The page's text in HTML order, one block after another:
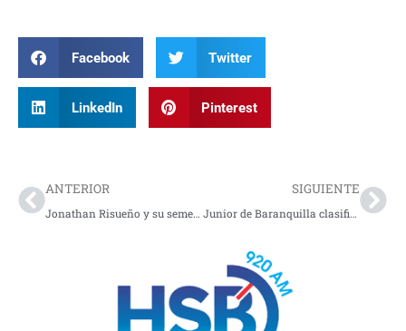
Facebook Twitter
LinkedIn Pinterest
ANTERIOR
Jonathan Risueño y su semestre con el Deportivo pasto
SIGUIENTE
Junior de Baranquilla clasifica a semifinales